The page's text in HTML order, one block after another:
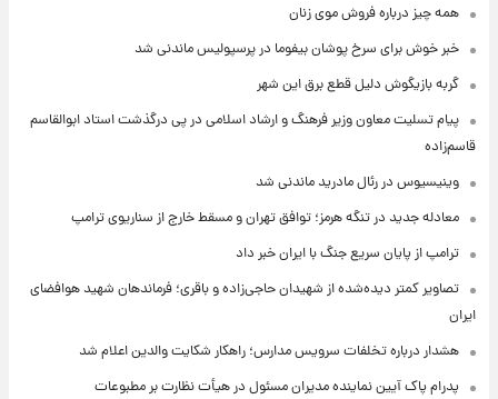
همه چیز درباره فروش موی زنان
خبر خوش برای سرخ پوشان بیفوما در پرسپولیس ماندنی شد
گربه بازیگوش دلیل قطع برق این شهر
پیام تسلیت معاون وزیر فرهنگ و ارشاد اسلامی در پی درگذشت استاد ابوالقاسم
قاسم‌زاده
وینیسیوس در رئال مادرید ماندنی شد
معادله جدید در تنگه هرمز؛ توافق تهران و مسقط خارج از سناریوی ترامپ
ترامپ از پایان سریع جنگ با ایران خبر داد
تصاویر کمتر دیده‌شده از شهیدان حاجی‌زاده و باقری؛ فرماندهان شهید هوافضای
ایران
هشدار درباره تخلفات سرویس مدارس؛ راهکار شکایت والدین اعلام شد
پدرام پاک آیین نماینده مدیران مسئول در هیأت نظارت بر مطبوعات